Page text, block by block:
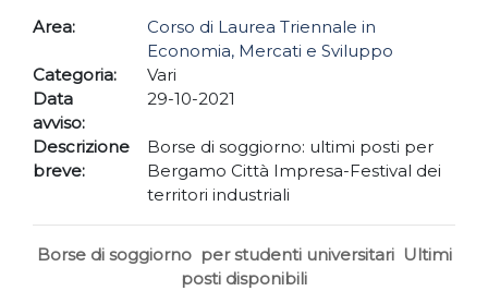
Area:
Corso di Laurea Triennale in
Economia, Mercati e Sviluppo
Categoria:
Vari
Data
avviso:
29-10-2021
Descrizione
breve:
Borse di soggiorno: ultimi posti per
Bergamo Città Impresa-Festival dei
territori industriali
Borse di soggiorno per studenti universitari Ultimi
posti disponibili